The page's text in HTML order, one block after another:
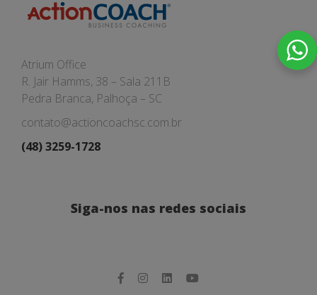
Atrium Office
R. Jair Hamms, 38 – Sala 211B
Pedra Branca, Palhoça – SC
contato@actioncoachsc.com.br
(48) 3259-1728
Siga-nos nas redes sociais